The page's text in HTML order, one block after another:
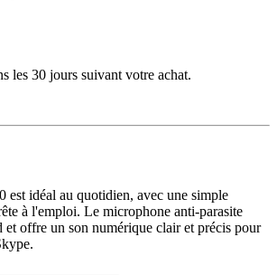
les 30 jours suivant votre achat.
est idéal au quotidien, avec une simple
à l'emploi. Le microphone anti-parasite
offre un son numérique clair et précis pour